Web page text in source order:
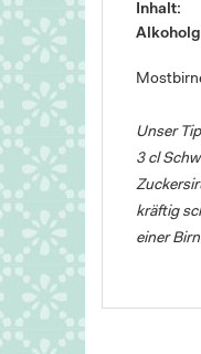
Inhalt:
Unser
3 cl
kräftig
einer